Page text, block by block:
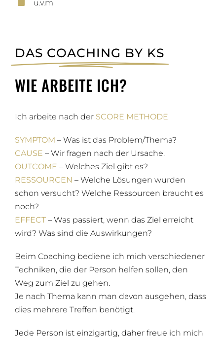
u.v.m
DAS COACHING BY KS
WIE ARBEITE ICH?
Ich arbeite nach der SCORE METHODE
SYMPTOM – Was ist das Problem/Thema?
CAUSE – Wir fragen nach der Ursache.
OUTCOME – Welches Ziel gibt es?
RESSOURCEN – Welche Lösungen wurden
schon versucht? Welche Ressourcen braucht es
noch?
EFFECT– Was passiert, wenn das Ziel erreicht
wird? Was sind die Auswirkungen?
Beim Coaching bediene ich mich verschiedener
Techniken, die der Person helfen sollen, den
Weg zum Ziel zu gehen.
Je nach Thema kann man davon ausgehen, dass
dies mehrere Treffen benötigt.
Jede Person ist einzigartig, daher freue ich mich